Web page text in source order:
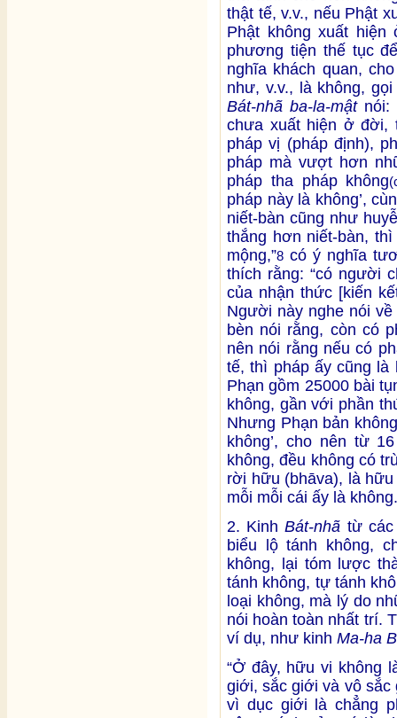
thật tế, v.v., nếu Phật
Phật không xuất
phương tiện thế tục
nghĩa khách quan,
như, v.v., là không,
Bát-nhã ba-la-mậtnói:
chưa xuất hiện ở đời,
pháp vị (pháp định),
pháp mà vượt hơn
pháp tha pháp không
pháp này là không’,
niết-bàn cũng như
thắng hơn niết-bàn,
mộng,”8 có ý nghĩa
thích rằng: “có người
của nhận thức [kiến
Người này nghe nói
bèn nói rằng, còn có
nên nói rằng nếu có
tế, thì pháp ấy cũng là
Phạn gồm 25000 bài
không, gần với phần
Nhưng Phạn bản
không’, cho nên từ
không, đều không có
rời hữu (bhāva), là
mỗi mỗi cái ấy là không.
2. KinhBát-nhã từ các
biểu lộ tánh không,
không, lại tóm lược
tánh không, tự tánh
loại không, mà lý do
nói hoàn toàn nhất trí.
ví dụ, như kinh Ma-ha
“Ở đây, hữu vi không
giới, sắc giới và vô
vì dục giới là chẳng